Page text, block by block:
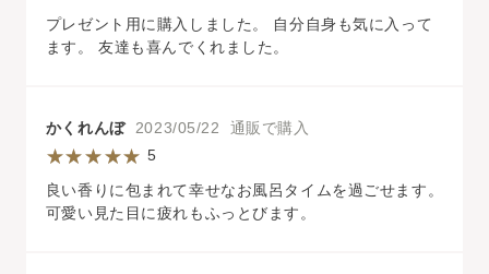
プレゼント用に購入しました。 自分自身も気に入って
ます。 友達も喜んでくれました。
かくれんぼ 2023/05/22 通販で購入
5
良い香りに包まれて幸せなお風呂タイムを過ごせます。
可愛い見た目に疲れもふっとびます。